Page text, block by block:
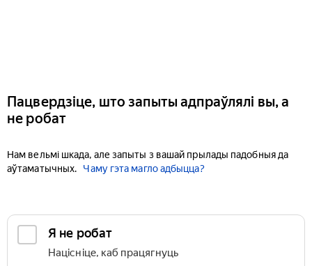
Пацвердзіце, што запыты адпраўлялі вы, а
не робат
Нам вельмі шкада, але запыты з вашай прылады падобныя да
аўтаматычных.
Чаму гэта магло адбыцца?
Я не робат
Націсніце, каб працягнуць